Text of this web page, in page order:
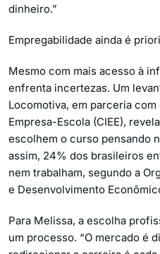
dinheiro.”
Empregabilidade ainda é
Mesmo com mais acesso à
enfrenta incertezas. Um
Locomotiva, em parceria
Empresa-Escola (CIEE),
escolhem o curso pensando
assim, 24% dos brasileiros
nem trabalham, segundo a
e Desenvolvimento
Para Melissa, a escolha
um processo. “O mercado é